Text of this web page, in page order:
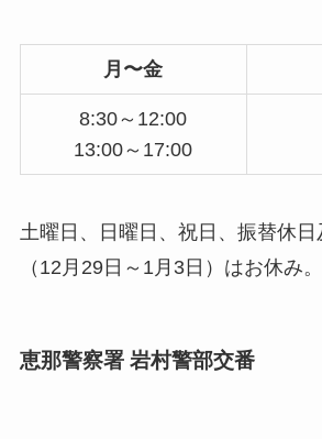
月〜金
8:30～12:00
13:00～17:00
土曜日、日曜日、祝日、振替休
（12月29日～1月3日）はお休み。
恵那警察署 岩村警部交番